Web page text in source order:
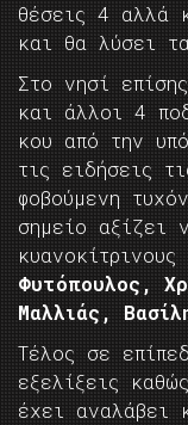
θέσεις 4 αλλά
και θα λύσει
Στο νησί
και άλλοι 4
κου από την
τις ειδήσεις
φοβούμενη
σημείο αξίζει
Φυτόπουλος,
Μαλλιάς,
Τέλος σε
εξελίξεις
έχει αναλάβει